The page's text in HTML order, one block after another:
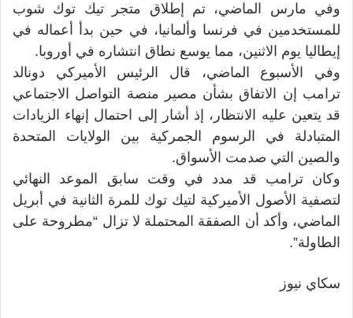
وفي مارس الماضي، تم إطلاق متجر تيك توك شوب
للمستخدمين في فرنسا وألمانيا، في حين بدأ أعماله في
إيطاليا يوم الاثنين، مما يوسع نطاق انتشاره في أوروبا.
وفي الأسبوع الماضي، قال الرئيس الأميركي دونالد
ترامب إن الاتفاق بشأن مصير منصة التواصل الاجتماعي
قد يتعين عليه الانتظار، إذ أشار إلى احتمال إنهاء الزيادات
المتبادلة في الرسوم الجمركية بين الولايات المتحدة
والصين التي صدمت الأسواق.
وكان ترامب قد مدد في وقت سابق الموعد النهائي
لتصفية الأصول الأميركية لتيك توك للمرة الثانية في أبريل
الماضي، وأكد أن الصفقة المحتملة لا تزال “مطروحة على
الطاولة”.
سكاي نيوز